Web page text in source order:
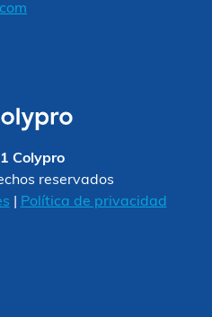
Colypro
reservados
Política de privacidad